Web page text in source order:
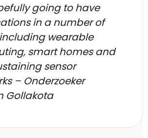
going to have
in a number of
wearable
smart homes and
sensor
– Onderzoeker
Gollakota